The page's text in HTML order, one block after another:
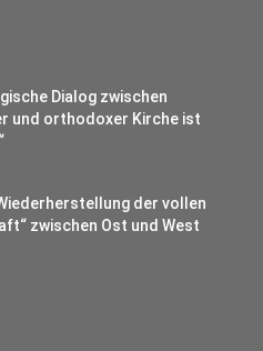
Dialog zwischen
und orthodoxer Kirche ist
der vollen
zwischen Ost und West